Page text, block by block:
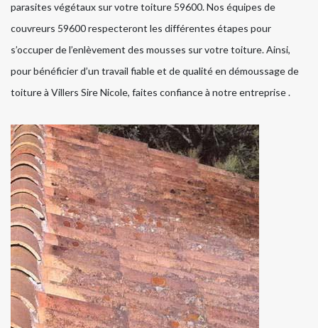
parasites végétaux sur votre toiture 59600. Nos équipes de
couvreurs 59600 respecteront les différentes étapes pour
s’occuper de l’enlèvement des mousses sur votre toiture. Ainsi,
pour bénéficier d’un travail fiable et de qualité en démoussage de
toiture à Villers Sire Nicole, faites confiance à notre entreprise .